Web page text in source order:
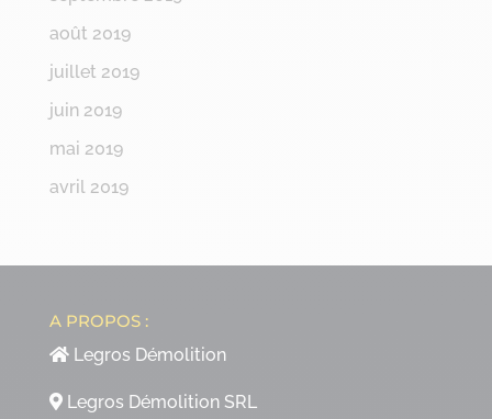
août 2019
juillet 2019
juin 2019
mai 2019
avril 2019
A PROPOS :
Legros Démolition
Legros Démolition SRL